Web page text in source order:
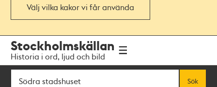
Välj vilka kakor vi får använda
navigationen
huvudinnehållet
Stockholmskällan
Historia i ord, ljud och bild
Sök
Sök